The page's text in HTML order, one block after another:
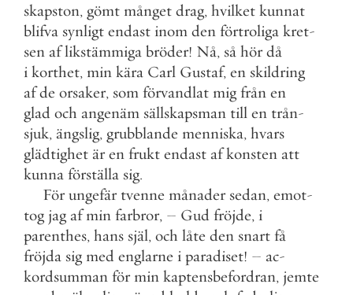
skapston, gömt månget drag, hvilket kunnat
blifva synligt endast inom den förtroliga kret-
sen af likstämmiga bröder! Nå, så hör då
i korthet, min kära Carl Gustaf, en skildring
af de orsaker, som förvandlat mig från en
glad och angenäm sällskapsman till en trån-
sjuk, ängslig, grubblande menniska, hvars
glädtighet är en frukt endast af konsten att
kunna förställa sig.
För ungefär tvenne månader sedan, emot-
tog jag af min farbror, – Gud fröjde, i
parenthes, hans själ, och låte den snart få
fröjda sig med englarne i paradiset! – ac-
kordsumman för min kaptensbefordran, jemte